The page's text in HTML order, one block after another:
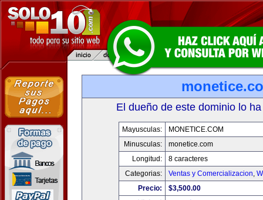
El dueño de este dominio lo
Mayusculas:
MONETICE.COM
Minusculas:
monetice.com
Longitud:
8 caracteres
Categorias:
Ventas y Comercializacion,
Precio:
$3,500.00